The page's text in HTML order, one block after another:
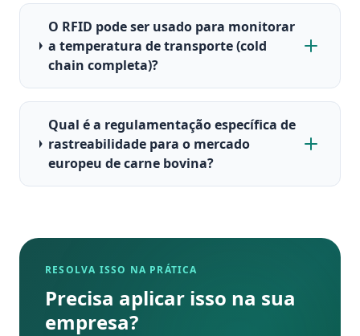
O RFID pode ser usado para monitorar
a temperatura de transporte (cold
chain completa)?
Qual é a regulamentação específica de
rastreabilidade para o mercado
europeu de carne bovina?
RESOLVA ISSO NA PRÁTICA
Precisa aplicar isso na sua
empresa?